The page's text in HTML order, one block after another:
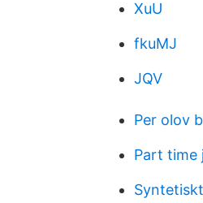
XuU
fkuMJ
JQV
Per olov
Part time